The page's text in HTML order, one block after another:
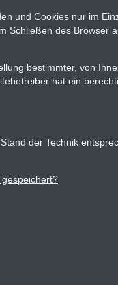
und Cookies nur im
des Browser
bestimmter, von
hat ein
der Technik